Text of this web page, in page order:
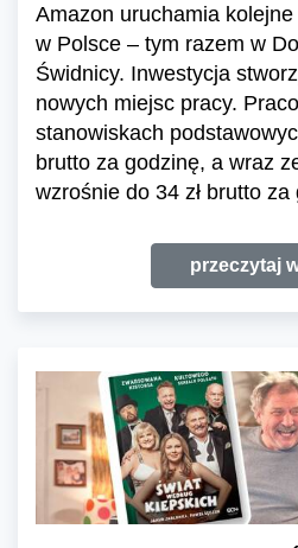
Amazon uruchamia
w Polsce – tym razem w
Świdnicy. Inwestycja
nowych miejsc pracy.
stanowiskach
brutto za godzinę, a wraz
wzrośnie do 34 zł brutto za
przeczytaj